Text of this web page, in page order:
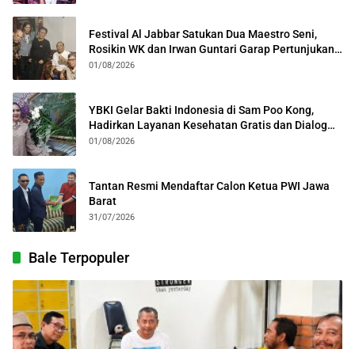
Festival Al Jabbar Satukan Dua Maestro Seni,
Rosikin WK dan Irwan Guntari Garap Pertunjukan
Kolosal
01/08/2026
YBKI Gelar Bakti Indonesia di Sam Poo Kong,
Hadirkan Layanan Kesehatan Gratis dan Dialog
Kebangsaan
01/08/2026
Tantan Resmi Mendaftar Calon Ketua PWI Jawa
Barat
31/07/2026
Bale Terpopuler